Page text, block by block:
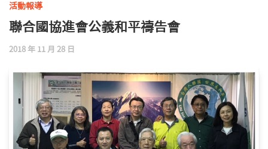
活動報導
聯合國協進會公義和平禱告會
2018 年 11 月 28 日